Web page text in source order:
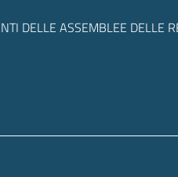
DELLE ASSEMBLEE DELLE